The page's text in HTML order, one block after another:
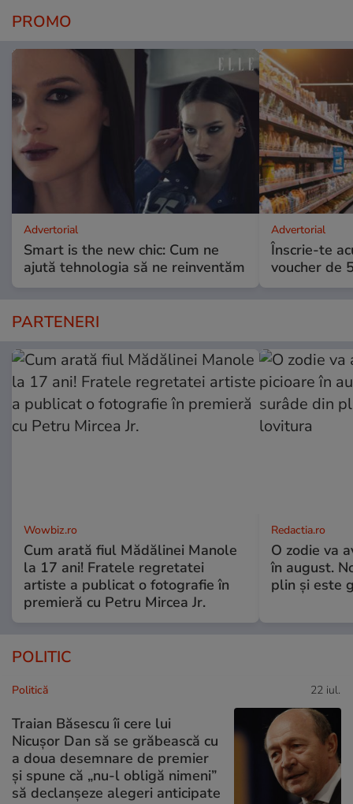
PROMO
Advertorial
Smart is the new chic: Cum ne
ajută tehnologia să ne reinventăm
Advertorial
Înscrie-te
voucher de
PARTENERI
Wowbiz.ro
Cum arată fiul Mădălinei Manole
la 17 ani! Fratele regretatei
artiste a publicat o fotografie în
premieră cu Petru Mircea Jr.
Redactia.ro
O zodie va
în august.
plin și este
POLITIC
Politică 22 iul.
Traian Băsescu îi cere lui
Nicușor Dan să se grăbească cu
a doua desemnare de premier
și spune că „nu-l obligă nimeni”
să declanșeze alegeri anticipate